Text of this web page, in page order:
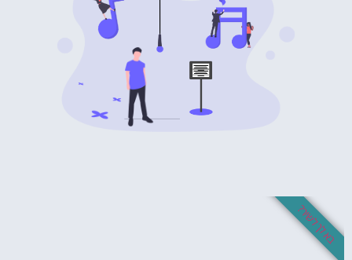
בא לך לשיר?